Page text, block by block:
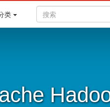
类